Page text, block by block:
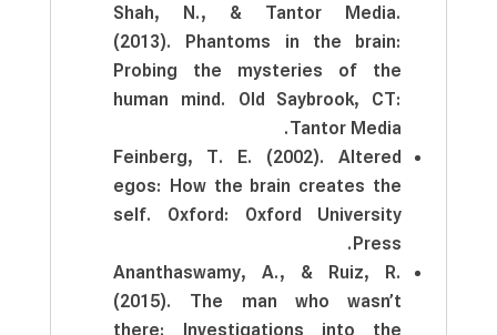
Shah, N., & Tantor Media.
(2013). Phantoms in the brain:
Probing the mysteries of the
human mind. Old Saybrook, CT:
Tantor Media.
Feinberg, T. E. (2002). Altered
egos: How the brain creates the
self. Oxford: Oxford University
Press.
Ananthaswamy, A., & Ruiz, R.
(2015). The man who wasn’t